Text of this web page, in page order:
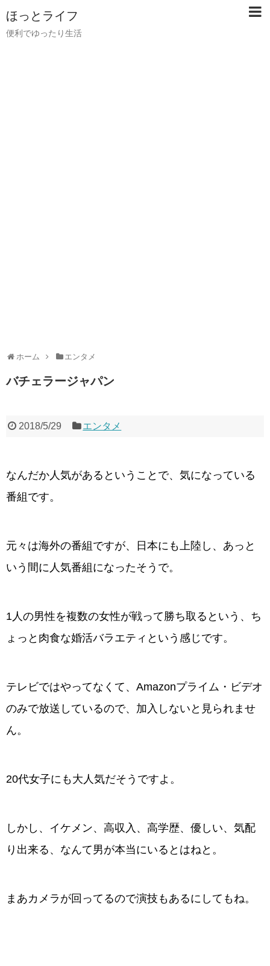
ほっとライフ
便利でゆったり生活
ホーム エンタメ
バチェラージャパン
2018/5/29 エンタメ
なんだか人気があるということで、気になっている
番組です。
元々は海外の番組ですが、日本にも上陸し、あっと
いう間に人気番組になったそうで。
1人の男性を複数の女性が戦って勝ち取るという、ち
ょっと肉食な婚活バラエティという感じです。
テレビではやってなくて、Amazonプライム・ビデオ
のみで放送しているので、加入しないと見られませ
ん。
20代女子にも大人気だそうですよ。
しかし、イケメン、高収入、高学歴、優しい、気配
り出来る、なんて男が本当にいるとはねと。
まあカメラが回ってるので演技もあるにしてもね。